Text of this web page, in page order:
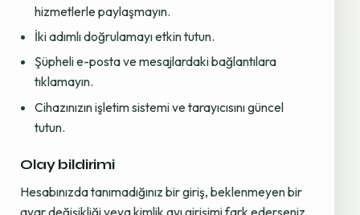
hizmetlerle paylaşmayın.
İki adımlı doğrulamayı etkin tutun.
Şüpheli e-posta ve mesajlardaki bağlantılara
tıklamayın.
Cihazınızın işletim sistemi ve tarayıcısını güncel
tutun.
Olay bildirimi
Hesabınızda tanımadığınız bir giriş, beklenmeyen bir